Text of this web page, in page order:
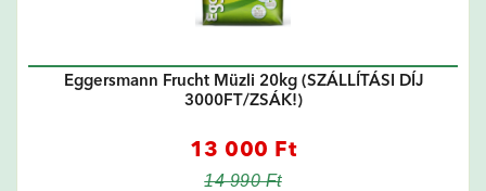
Eggersmann Frucht Müzli 20kg (SZÁLLÍTÁSI DÍJ
3000FT/ZSÁK!)
13 000 Ft
14 990 Ft